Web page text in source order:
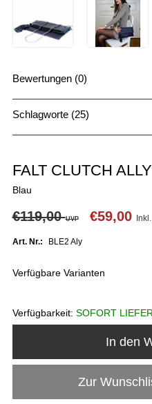
Bewertungen (0)
Schlagworte (25)
FALT CLUTCH ALLY
Blau
€119,00UVP €59,00
Art. Nr.: BLE2 Aly
Verfügbare Varianten
Verfügbarkeit: SOFORT
In den
Zur